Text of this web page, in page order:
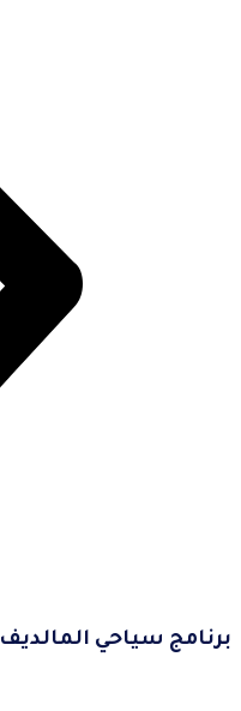
برنامج سياحي المالديف